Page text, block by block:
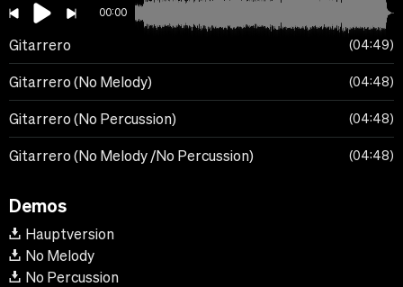
00:00
Gitarrero 04:49
Gitarrero (No Melody) 04:48
Gitarrero (No Percussion) 04:48
Gitarrero (No Melody /No Percussion) 04:48
Demos
Hauptversion
No Melody
No Percussion